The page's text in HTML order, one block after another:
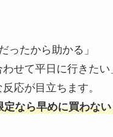
ったから助かる」
わせて平日に行きたい
応が目立ちます。
定なら早めに買わな